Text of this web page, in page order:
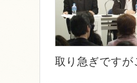
取り急ぎですが